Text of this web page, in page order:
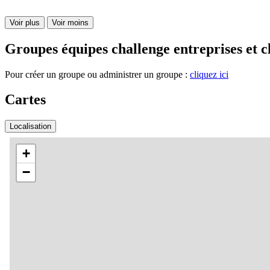
Voir plus Voir moins
Groupes équipes challenge entreprises et
Pour créer un groupe ou administrer un groupe : cliquez ici
Cartes
Localisation